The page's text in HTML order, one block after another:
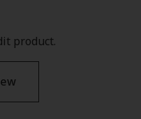
product.